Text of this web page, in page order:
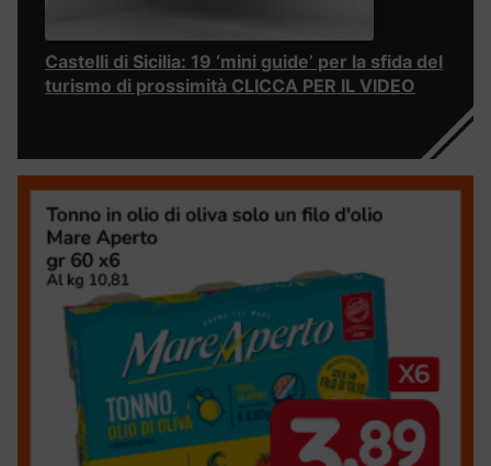
Castelli di Sicilia: 19 ‘mini guide’ per la sfida del
turismo di prossimità CLICCA PER IL VIDEO